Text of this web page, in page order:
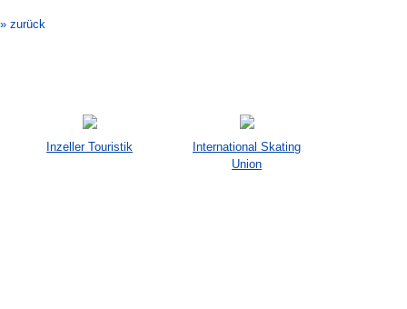
» zurück
Inzeller Touristik
International Skating
Union